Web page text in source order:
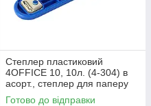
Степлер пластиковий
4OFFICE 10, 10л. (4-304) в
асорт., степлер для паперу
Готово до відправки